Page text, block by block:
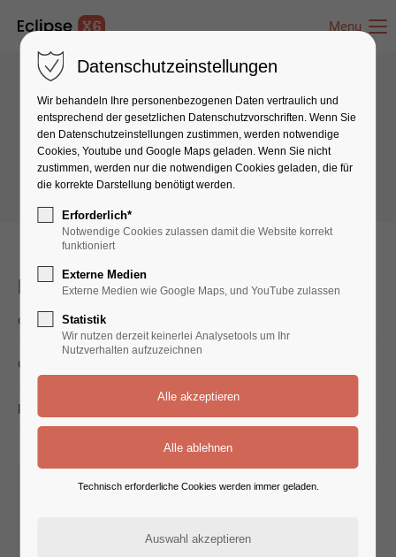
Menu
Interactive elements
Downloads
Downloads
cal.xls (8,4 KiB)
download.png
prochure.zip
Datenschutzeinstellungen
Wir behandeln Ihre personenbezogenen Daten vertraulich und
entsprechend der gesetzlichen Datenschutz­vorschriften. Wenn Sie
den Datenschutzeinstellungen zustimmen, werden notwendige
Cookies, Youtube und Google Maps geladen. Wenn Sie nicht
zustimmen, werden nur die notwendigen Cookies geladen, die für
die korrekte Darstellung benötigt werden.
Erforderlich*
Notwendige Cookies zulassen damit die Website korrekt
funktioniert
Externe Medien
Externe Medien wie Google Maps, und YouTube zulassen
Statistik
Wir nutzen derzeit keinerlei Analysetools um Ihr
Nutzverhalten aufzuzeichnen
Technisch erforderliche Cookies werden immer geladen.